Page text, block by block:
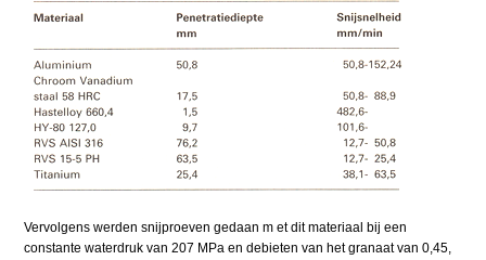
Vervolgens werden snijproeven gedaan m et dit materiaal bij een
constante waterdruk van 207 MPa en debieten van het granaat van 0,45,